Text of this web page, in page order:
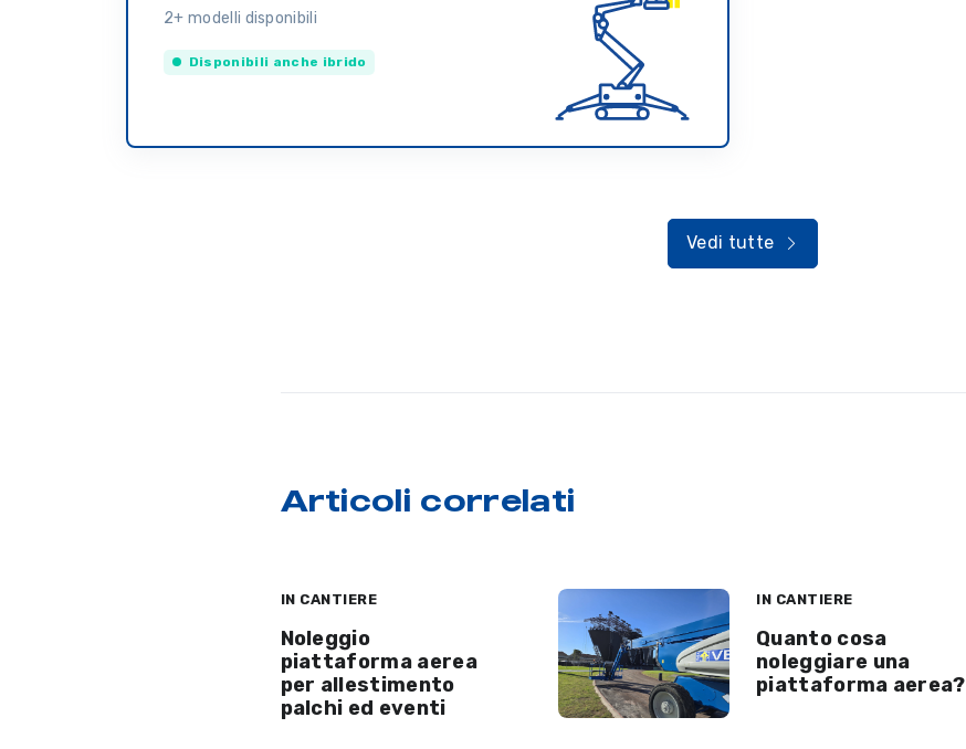
2+ modelli disponibili
Disponibili anche ibrido
Vedi tutte
Articoli correlati
IN CANTIERE
Noleggio
piattaforma aerea
per allestimento
palchi ed eventi
IN CANTIERE
Quanto cosa
noleggiare una
piattaforma aerea?